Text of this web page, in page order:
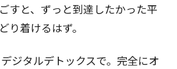
すと、ずっと到達したかった平
り着けるはず。
ジタルデトックスで。完全にオ